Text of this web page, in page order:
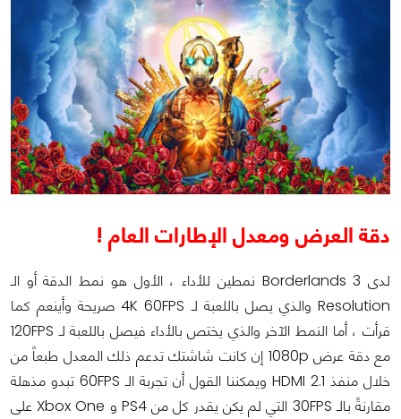
دقة العرض ومعدل الإطارات العام !
لدى Borderlands 3 نمطين للأداء ، الأول هو نمط الدقة أو الـ
Resolution والذي يصل باللعبة لـ 4K 60FPS صريحة وأينعم كما
قرأت ، أما النمط الآخر والذي يختص بالأداء فيصل باللعبة لـ 120FPS
مع دقة عرض 1080p إن كانت شاشتك تدعم ذلك المعدل طبعاً من
خلال منفذ HDMI 2.1 ويمكننا القول أن تجربة الـ 60FPS تبدو مذهلة
مقارنةً بالـ 30FPS التي لم يكن يقدر كل من PS4 و Xbox One على